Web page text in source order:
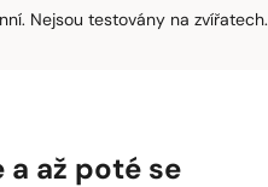
Nejsou testovány na zvířatech.
a až poté se